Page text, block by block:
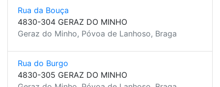
Rua da Bouça
4830-304 GERAZ DO MINHO
Geraz do Minho, Póvoa de Lanhoso, Braga
Rua do Burgo
4830-305 GERAZ DO MINHO